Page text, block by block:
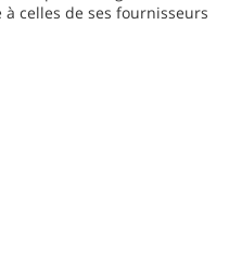
celles de ses fournisseurs